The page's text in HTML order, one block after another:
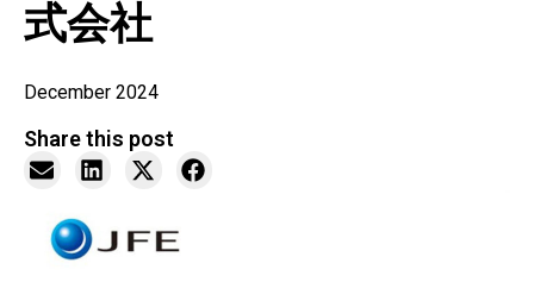
式会社
December 2024
Share this post